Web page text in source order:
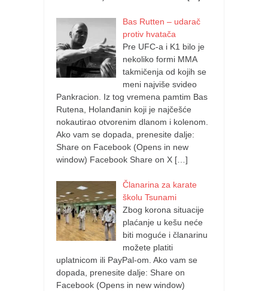
Bas Rutten – udarač
protiv hvatača
Pre UFC-a i K1 bilo je
nekoliko formi MMA
takmičenja od kojih se
meni najviše svideo
Pankracion. Iz tog vremena pamtim Bas
Rutena, Holanđanin koji je najčešće
nokautirao otvorenim dlanom i kolenom.
Ako vam se dopada, prenesite dalje:
Share on Facebook (Opens in new
window) Facebook Share on X […]
Članarina za karate
školu Tsunami
Zbog korona situacije
plaćanje u kešu neće
biti moguće i članarinu
možete platiti
uplatnicom ili PayPal-om. Ako vam se
dopada, prenesite dalje: Share on
Facebook (Opens in new window)